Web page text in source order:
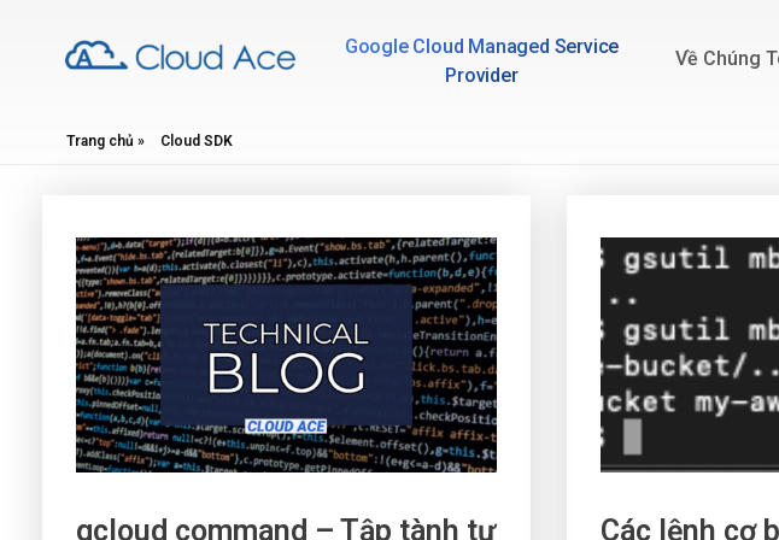
Google Cloud Managed Service
Provider
Về Chúng
Trang chủ » Cloud SDK
gcloud command – Tập tành tự
Các lệnh cơ